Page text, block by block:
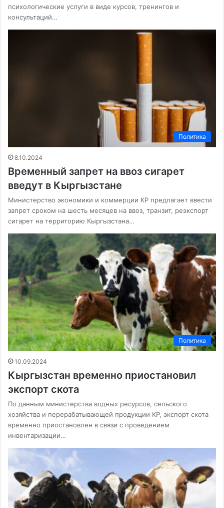
психологические услуги в виде курсов, тренингов и
консультаций…
Политика
8.10.2024
Временный запрет на ввоз сигарет
введут в Кыргызстане
Министерство экономики и коммерции КР предлагает ввести
запрет сроком на шесть месяцев на ввоз, транзит, реэкспорт
сигарет на территорию Кыргызстана…
Политика
10.09.2024
Кыргызстан временно приостановил
экспорт скота
По данным министерства водных ресурсов, сельского
хозяйства и перерабатывающей продукции КР, экспорт скота
временно приостановлен в связи с проведением
инвентаризации…